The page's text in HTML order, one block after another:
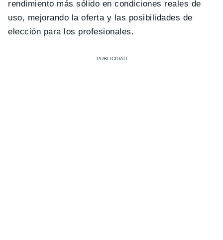
rendimiento más sólido en condiciones reales de
uso, mejorando la oferta y las posibilidades de
elección para los profesionales.